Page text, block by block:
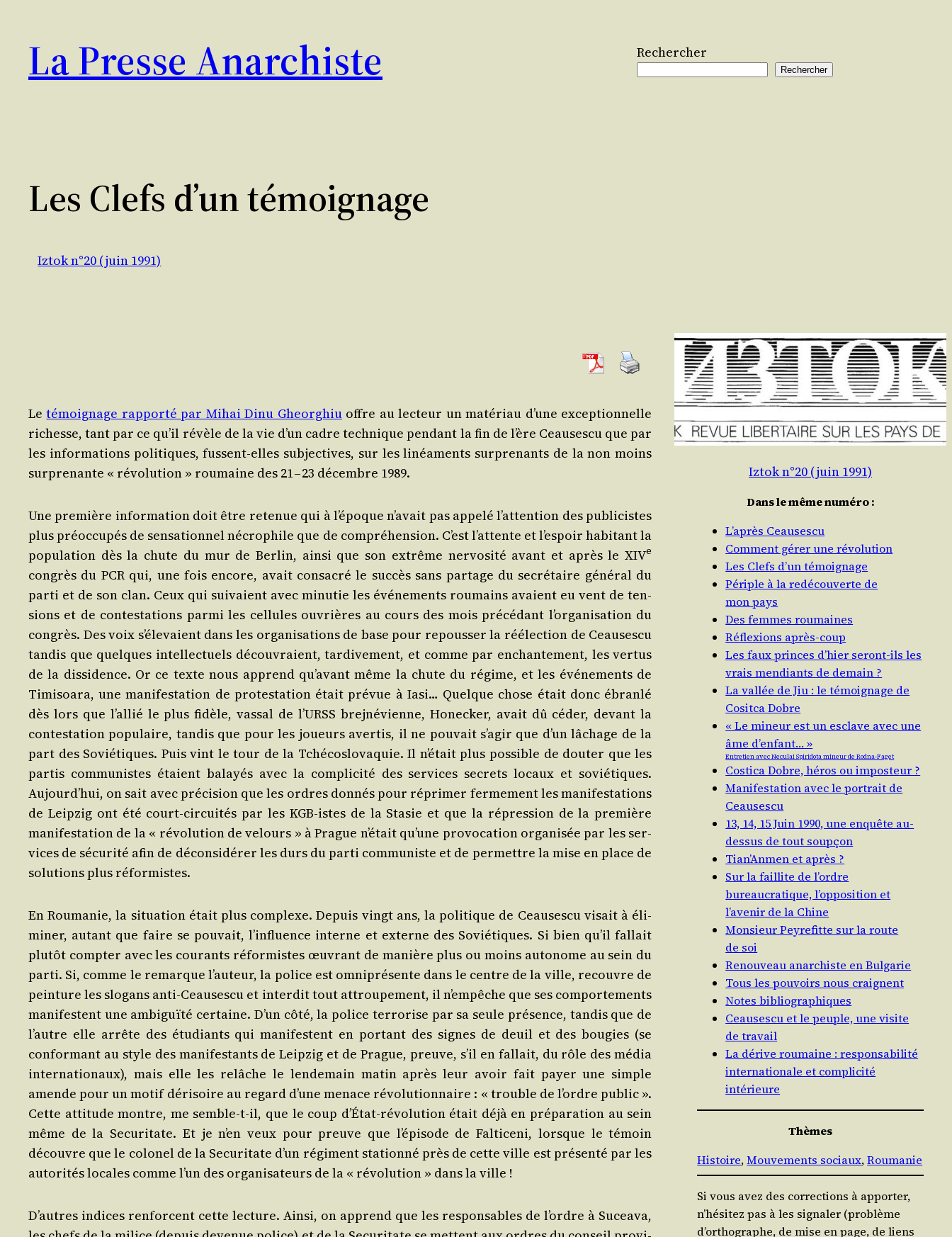
contenu
La Presse Anarchiste Rechercher
Rechercher
Les Clefs d’un témoignage
Iztok n°20 (juin 1991)
Letémoi­gnage rap­por­té par Mihai Dinu Gheor­ghiuoffre au lec­teur un maté­riau d’une excep­tion­nelle
richesse, tant par ce qu’il révèle de la vie d’un cadre tech­nique pen­dant la fin de l’ère Ceau­ses­cu que par
les infor­ma­tions poli­tiques, fussent-elles sub­jec­tives, sur les linéa­ments sur­pre­nants de la non moins
sur­pre­nante « révo­lu­tion » rou­maine des 21 – 23 décembre 1989.
Une pre­mière infor­ma­tion doit être rete­nue qui à l’é­poque n’a­vait pas appe­lé l’at­ten­tion des publi­cistes
plus pré­oc­cu­pés de sen­sa­tion­nel nécro­phile que de com­pré­hen­sion. C’est l’at­tente et l’es­poir habi­tant la
popu­la­tion dès la chute du mur de Ber­lin, ain­si que son extrême ner­vo­si­té avant et après le XIVe
congrès du PCR qui, une fois encore, avait consa­cré le suc­cès sans par­tage du secré­taire géné­ral du
par­ti et de son clan. Ceux qui sui­vaient avec minu­tie les évé­ne­ments rou­mains avaient eu vent de ten­
sions et de contes­ta­tions par­mi les cel­lules ouvrières au cours des mois pré­cé­dant l’or­ga­ni­sa­tion du
congrès. Des voix s’é­le­vaient dans les orga­ni­sa­tions de base pour repous­ser la réélec­tion de Ceau­ses­cu
tan­dis que quelques intel­lec­tuels décou­vraient, tar­di­ve­ment, et comme par enchan­te­ment, les ver­tus
de la dis­si­dence. Or ce texte nous apprend qu’a­vant même la chute du régime, et les évé­ne­ments de
Timi­soa­ra, une mani­fes­ta­tion de pro­tes­ta­tion était pré­vue à Iasi… Quelque chose était donc ébran­lé
dès lors que l’al­lié le plus fidèle, vas­sal de l’URSS bre­j­né­vienne, Hone­cker, avait dû céder, devant la
contes­ta­tion popu­laire, tan­dis que pour les joueurs aver­tis, il ne pou­vait s’a­gir que d’un lâchage de la
part des Sovié­tiques. Puis vint le tour de la Tché­co­slo­va­quie. Il n’é­tait plus pos­sible de dou­ter que les
par­tis com­mu­nistes étaient balayés avec la com­pli­ci­té des ser­vices secrets locaux et sovié­tiques.
Aujourd’­hui, on sait avec pré­ci­sion que les ordres don­nés pour répri­mer fer­me­ment les mani­fes­ta­tions
de Leip­zig ont été court-cir­cui­tés par les KGB-istes de la Sta­sie et que la répres­sion de la pre­mière
mani­fes­ta­tion de la « révo­lu­tion de velours » à Prague n’é­tait qu’une pro­vo­ca­tion orga­ni­sée par les ser­
vices de sécu­ri­té afin de décon­si­dé­rer les durs du par­ti com­mu­niste et de per­mettre la mise en place de
solu­tions plus réformistes.
En Rou­ma­nie, la situa­tion était plus com­plexe. Depuis vingt ans, la poli­tique de Ceau­ses­cu visait à éli­
mi­ner, autant que faire se pou­vait, l’in­fluence interne et externe des Sovié­tiques. Si bien qu’il fal­lait
plu­tôt comp­ter avec les cou­rants réfor­mistes œuvrant de manière plus ou moins auto­nome au sein du
par­ti. Si, comme le remarque l’au­teur, la police est omni­pré­sente dans le centre de la ville, recouvre de
pein­ture les slo­gans anti-Ceau­ses­cu et inter­dit tout attrou­pe­ment, il n’empêche que ses com­por­te­ments
mani­festent une ambi­guï­té cer­taine. D’un côté, la police ter­ro­rise par sa seule pré­sence, tan­dis que de
l’autre elle arrête des étu­diants qui mani­festent en por­tant des signes de deuil et des bou­gies (se
confor­mant au style des mani­fes­tants de Leip­zig et de Prague, preuve, s’il en fal­lait, du rôle des média
inter­na­tio­naux), mais elle les relâche le len­de­main matin après leur avoir fait payer une simple
amende pour un motif déri­soire au regard d’une menace révo­lu­tion­naire : « trouble de l’ordre public ».
Cette atti­tude montre, me semble-t-il, que le coup d’É­tat-révo­lu­tion était déjà en pré­pa­ra­tion au sein
même de la Secu­ri­tate. Et je n’en veux pour preuve que l’é­pi­sode de Fal­ti­ce­ni, lorsque le témoin
découvre que le colo­nel de la Secu­ri­tate d’un régi­ment sta­tion­né près de cette ville est pré­sen­té par les
auto­ri­tés locales comme l’un des orga­ni­sa­teurs de la « révo­lu­tion » dans la ville !
D’autres indices ren­forcent cette lec­ture. Ain­si, on apprend que les res­pon­sables de l’ordre à Sucea­va,
Iztok n°20 (juin 1991)
Dans le même numéro :
L’après Ceausescu
Comment gérer une révolution
Les Clefs d’un témoignage
Périple à la redécouverte de
mon pays
Des femmes roumaines
Réflexions après-coup
Les faux princes d’hier seront-ils les
vrais mendiants de demain ?
La vallée de Jiu : le témoignage de
Cositca Dobre
« Le mineur est un esclave avec une
âme d’enfant… »
Entretien avec Neculai Spiridota mineur de Rodna-Faget
Costica Dobre, héros ou imposteur ?
Manifestation avec le portrait de
Ceausescu
13, 14, 15 Juin 1990, une enquête au-
dessus de tout soupçon
Tian’Anmen et après ?
Sur la faillite de l’ordre
bureaucratique, l’opposition et
l’avenir de la Chine
Monsieur Peyrefitte sur la route
de soi
Renouveau anarchiste en Bulgarie
Tous les pouvoirs nous craignent
Notes bibliographiques
Ceausescu et le peuple, une visite
de travail
La dérive roumaine : responsabilité
internationale et complicité
intérieure
Thèmes
Histoire, Mouvements sociaux, Roumanie
Si vous avez des corrections à apporter,
n’hésitez pas à les signaler (problème
d’orthographe, de mise en page, de liens